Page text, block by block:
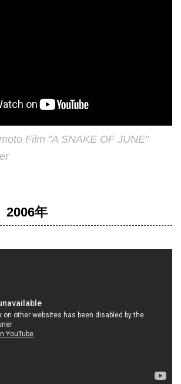
Film "A SNAKE OF JUNE"
2006年